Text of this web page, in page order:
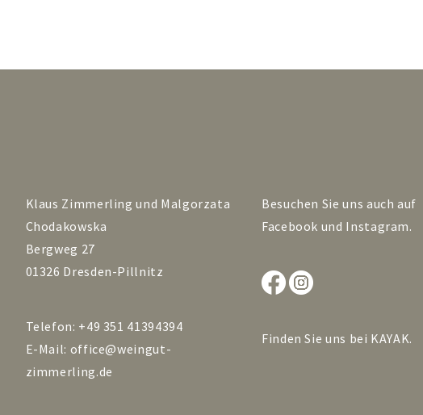
Klaus Zimmerling und Malgorzata
Chodakowska
Bergweg 27
01326 Dresden-Pillnitz
Telefon: +49 351 41394394
E-Mail: office@weingut-
zimmerling.de
Besuchen Sie uns auch auf
Facebook und Instagram.
Finden Sie uns bei KAYAK.